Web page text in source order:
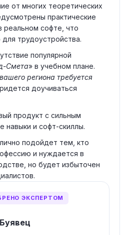
от многих теоретических
практические
реальном софте, что
трудоустройства.
популярной
Смета» в учебном плане.
региона требуется
доучиваться
продукт с сильным
навыки и софт-скиллы.
подойдет тем, кто
и нуждается в
но будет избыточен
ЭКСПЕРТОМ